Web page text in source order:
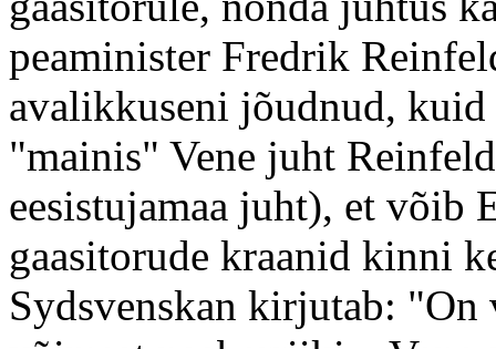
peaminister Fredrik
avalikkuseni jõudnud,
"mainis" Vene juht
eesistujamaa juht), et võib
gaasitorude kraanid kinni
Sydsvenskan kirjutab: